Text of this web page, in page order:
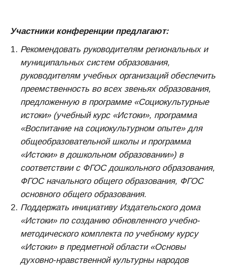
Участники конференции предлагают:
Рекомендовать руководителям региональных и
муниципальных систем образования,
руководителям учебных организаций обеспечить
преемственность во всех звеньях образования,
предложенную в программе «Социокультурные
истоки» (учебный курс «Истоки», программа
«Воспитание на социокультурном опыте» для
общеобразовательной школы и программа
«Истоки» в дошкольном образовании») в
соответствии с ФГОС дошкольного образования,
ФГОС начального общего образования, ФГОС
основного общего образования.
Поддержать инициативу Издательского дома
«Истоки» по созданию обновленного учебно-
методического комплекта по учебному курсу
«Истоки» в предметной области «Основы
духовно-нравственной культурны народов